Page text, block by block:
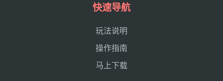
快速导航
玩法说明
操作指南
马上下载